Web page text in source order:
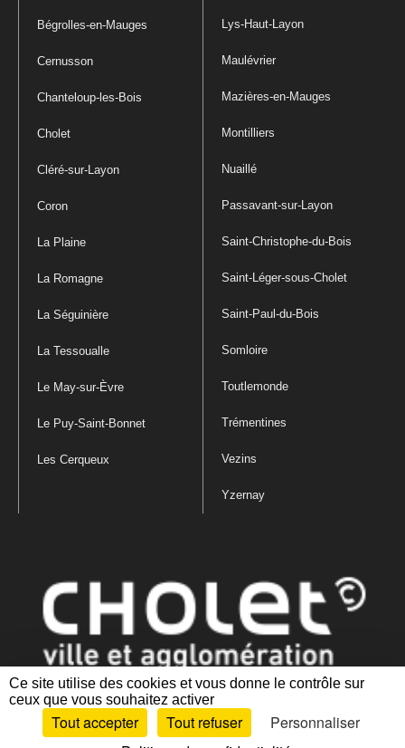
Ce site utilise des cookies et vous donne le contrôle sur
ceux que vous souhaitez activer
Tout accepter Tout refuser
Personnaliser
Bégrolles-en-Mauges
Cernusson
Chanteloup-les-Bois
Cholet
Cléré-sur-Layon
Coron
La Plaine
La Romagne
La Séguinière
La Tessoualle
Le May-sur-Èvre
Le Puy-Saint-Bonnet
Les Cerqueux
Lys-Haut-Layon
Maulévrier
Mazières-en-Mauges
Montilliers
Nuaillé
Passavant-sur-Layon
Saint-Christophe-du-Bois
Saint-Léger-sous-Cholet
Saint-Paul-du-Bois
Somloire
Toutlemonde
Trémentines
Vezins
Yzernay
Mentions légales|Politique de confidentialité
des cookies |Plan du site Accessibilité : partiellement conforme